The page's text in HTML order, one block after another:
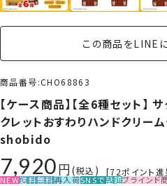
この商品をLINE
商品番号 CHO68863
【ケース商品】【全6種セット】
クレットおすわりハンドクリー
shobido
7,920 税込 [72ポイント
NEW送料無料再入荷SNSで話題ブラインド